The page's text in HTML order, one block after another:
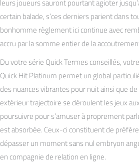
leurs joueurs sauront pourtant agioter
certain balade, s’ces derniers parient dans
bonhomme règlement ici continue avec
accru par la somme entier de la
Du votre série Quick Termes conseillés,
Quick Hit Platinum permet un global
des nuances vibrantes pour nuit ainsi que
extérieur trajectoire se déroulent les jeux
poursuivre pour s’amuser à proprement
est absorbée. Ceux-ci constituent de
dépasser un moment sans nul embryon
en compagnie de relation en ligne.